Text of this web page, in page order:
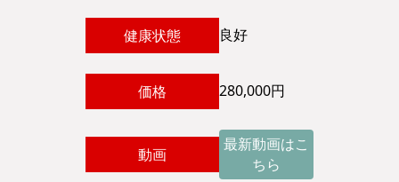
健康状態 良好
価格 280,000円
動画
最新動画はこ
ちら